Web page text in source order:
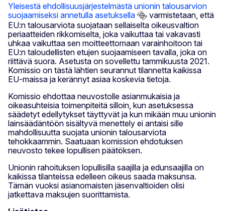
Yleisestä ehdollisuusjärjestelmästä unionin talousarvion
suojaamiseksi annetulla asetuksella
varmistetaan, että
EU:n talousarviota suojataan sellaiselta oikeusvaltion
periaatteiden rikkomiselta, joka vaikuttaa tai vakavasti
uhkaa vaikuttaa sen moitteettomaan varainhoitoon tai
EU:n taloudellisten etujen suojaamiseen tavalla, joka on
riittävä suora. Asetusta on sovellettu tammikuusta 2021.
Komissio on tästä lähtien seurannut tilannetta kaikissa
EU-maissa ja kerännyt asiaa koskevia tietoja.
Komissio ehdottaa neuvostolle asianmukaisia ja
oikeasuhteisia toimenpiteitä silloin, kun asetuksessa
säädetyt edellytykset täyttyvät ja kun mikään muu unionin
lainsäädäntöön sisältyvä menettely ei antaisi sille
mahdollisuutta suojata unionin talousarviota
tehokkaammin. Saatuaan komission ehdotuksen
neuvosto tekee lopullisen päätöksen.
Unionin rahoituksen lopullisilla saajilla ja edunsaajilla on
kaikissa tilanteissa edelleen oikeus saada maksunsa.
Tämän vuoksi asianomaisten jäsenvaltioiden olisi
jatkettava maksujen suorittamista.